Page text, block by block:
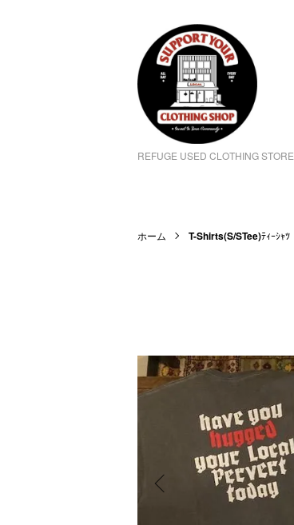
REFUGE USED CLOTHING STORE
ホーム T-Shirts(S/STee)ﾃｨｰｼｬﾂ